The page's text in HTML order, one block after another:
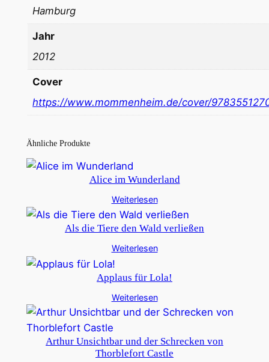
Hamburg
Jahr
2012
Cover
https://www.mommenheim.de/cover/
Ähnliche Produkte
Alice im Wunderland
Weiterlesen
Als die Tiere den Wald verließen
Weiterlesen
Applaus für Lola!
Weiterlesen
Arthur Unsichtbar und der Schrecken von
Thorblefort Castle